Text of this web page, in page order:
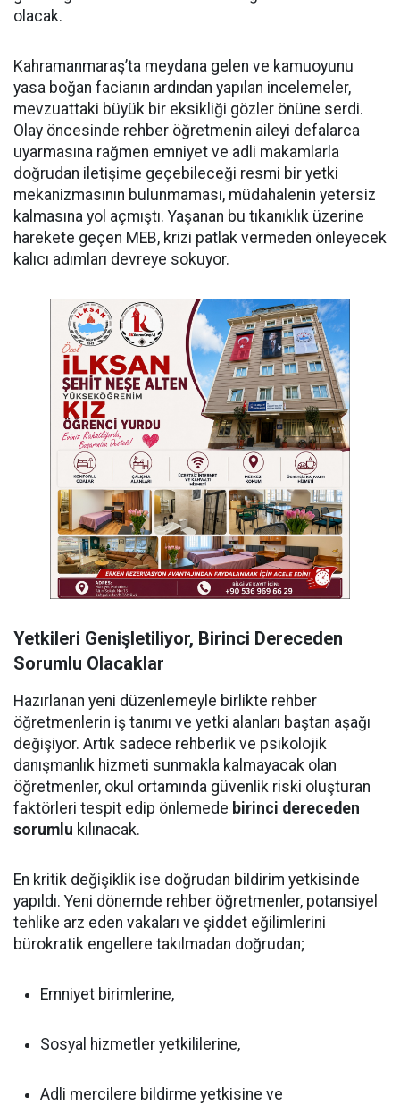
olacak.
Kahramanmaraş’ta meydana gelen ve kamuoyunu
yasa boğan facianın ardından yapılan incelemeler,
mevzuattaki büyük bir eksikliği gözler önüne serdi.
Olay öncesinde rehber öğretmenin aileyi defalarca
uyarmasına rağmen emniyet ve adli makamlarla
doğrudan iletişime geçebileceği resmi bir yetki
mekanizmasının bulunmaması, müdahalenin yetersiz
kalmasına yol açmıştı. Yaşanan bu tıkanıklık üzerine
harekete geçen MEB, krizi patlak vermeden önleyecek
kalıcı adımları devreye sokuyor.
Yetkileri Genişletiliyor, Birinci Dereceden
Sorumlu Olacaklar
Hazırlanan yeni düzenlemeyle birlikte rehber
öğretmenlerin iş tanımı ve yetki alanları baştan aşağı
değişiyor. Artık sadece rehberlik ve psikolojik
danışmanlık hizmeti sunmakla kalmayacak olan
öğretmenler, okul ortamında güvenlik riski oluşturan
faktörleri tespit edip önlemede birinci dereceden
sorumlu kılınacak.
En kritik değişiklik ise doğrudan bildirim yetkisinde
yapıldı. Yeni dönemde rehber öğretmenler, potansiyel
tehlike arz eden vakaları ve şiddet eğilimlerini
bürokratik engellere takılmadan doğrudan;
Emniyet birimlerine,
Sosyal hizmetler yetkililerine,
Adli mercilere bildirme yetkisine ve